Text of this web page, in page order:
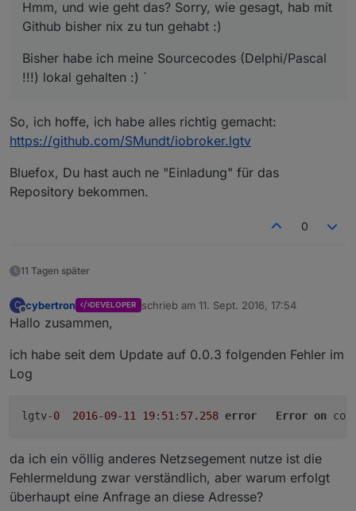
Hmm, und wie geht das? Sorry, wie gesagt, hab mit
Github bisher nix zu tun gehabt :)
Bisher habe ich meine Sourcecodes (Delphi/Pascal
!!!) lokal gehalten :) `
So, ich hoffe, ich habe alles richtig gemacht:
https://github.com/SMundt/iobroker.lgtv
Bluefox, Du hast auch ne "Einladung" für das
Repository bekommen.
0
11 Tagen später
C
Offline
cybertron DEVELOPER schrieb am 11. Sept. 2016, 17:54
zuletzt editiert von
Hallo zusammen,
ich habe seit dem Update auf 0.0.3 folgenden Fehler im
Log
lgtv-0 2016-09-11 19: 51: 57.258 error Error on
da ich ein völlig anderes Netzsegement nutze ist die
Fehlermeldung zwar verständlich, aber warum erfolgt
überhaupt eine Anfrage an diese Adresse?